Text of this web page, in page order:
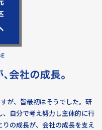
が、皆最初はそうでした。研
自分で考え努力し主体的に行
の成長が、会社の成長を支え